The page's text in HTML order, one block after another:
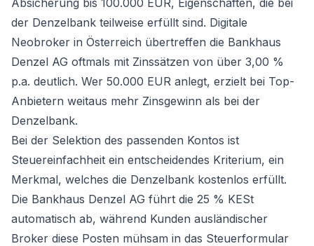
Absicherung bis 100.000 EUR, Eigenschaften, die bei
der Denzelbank teilweise erfüllt sind. Digitale
Neobroker in Österreich übertreffen die Bankhaus
Denzel AG oftmals mit Zinssätzen von über 3,00 %
p.a. deutlich. Wer 50.000 EUR anlegt, erzielt bei Top-
Anbietern weitaus mehr Zinsgewinn als bei der
Denzelbank.
Bei der Selektion des passenden Kontos ist
Steuereinfachheit ein entscheidendes Kriterium, ein
Merkmal, welches die Denzelbank kostenlos erfüllt.
Die Bankhaus Denzel AG führt die 25 % KESt
automatisch ab, während Kunden ausländischer
Broker diese Posten mühsam in das Steuerformular